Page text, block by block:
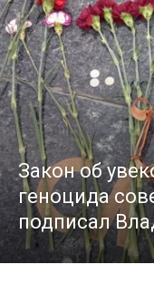
Закон об
геноцида
подписал